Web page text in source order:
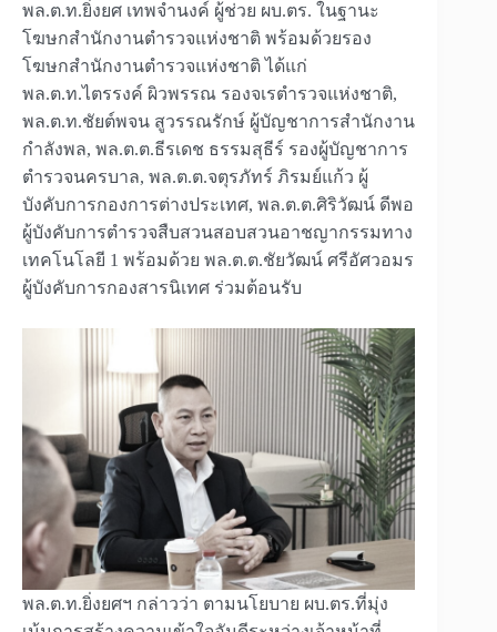
พล.ต.ท.ยิ่งยศ เทพจำนงค์ ผู้ช่วย ผบ.ตร. ในฐานะ
โฆษกสำนักงานตำรวจแห่งชาติ พร้อมด้วยรอง
โฆษกสำนักงานตำรวจแห่งชาติ ได้แก่
พล.ต.ท.ไตรรงค์ ผิวพรรณ รองจเรตำรวจแห่งชาติ,
พล.ต.ท.ชัยต์พจน สูวรรณรักษ์ ผู้บัญชาการสำนักงาน
กำลังพล, พล.ต.ต.ธีรเดช ธรรมสุธีร์ รองผู้บัญชาการ
ตำรวจนครบาล, พล.ต.ต.จตุรภัทร์ ภิรมย์แก้ว ผู้
บังคับการกองการต่างประเทศ, พล.ต.ต.ศิริวัฒน์ ดีพอ
ผู้บังคับการตำรวจสืบสวนสอบสวนอาชญากรรมทาง
เทคโนโลยี 1 พร้อมด้วย พล.ต.ต.ชัยวัฒน์ ศรีอัศวอมร
ผู้บังคับการกองสารนิเทศ ร่วมต้อนรับ
พล.ต.ท.ยิ่งยศฯ กล่าวว่า ตามนโยบาย ผบ.ตร.ที่มุ่ง